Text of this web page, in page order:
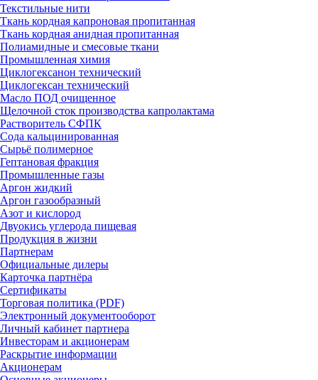
Текстильные нити
Ткань кордная капроновая пропитанная
Ткань кордная анидная пропитанная
Полиамидные и смесовые ткани
Промышленная химия
Циклогексанон технический
Циклогексан технический
Масло ПОД очищенное
Щелочной сток производства капролактама
Растворитель СФПК
Сода кальцинированная
Сырьё полимерное
Гептановая фракция
Промышленные газы
Аргон жидкий
Аргон газообразный
Азот и кислород
Двуокись углерода пищевая
Продукция в жизни
Партнерам
Официальные дилеры
Карточка партнёра
Сертификаты
Торговая политика (PDF)
Электронный документооборот
Личный кабинет партнера
Инвесторам и акционерам
Раскрытие информации
Акционерам